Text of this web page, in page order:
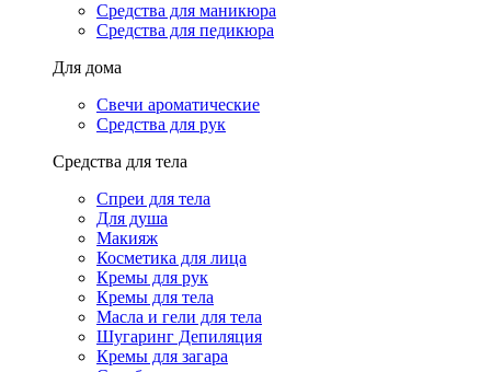
Средства для маникюра
Средства для педикюра
Для дома
Свечи ароматические
Средства для рук
Средства для тела
Спреи для тела
Для душа
Макияж
Косметика для лица
Кремы для рук
Кремы для тела
Масла и гели для тела
Шугаринг Депиляция
Кремы для загара